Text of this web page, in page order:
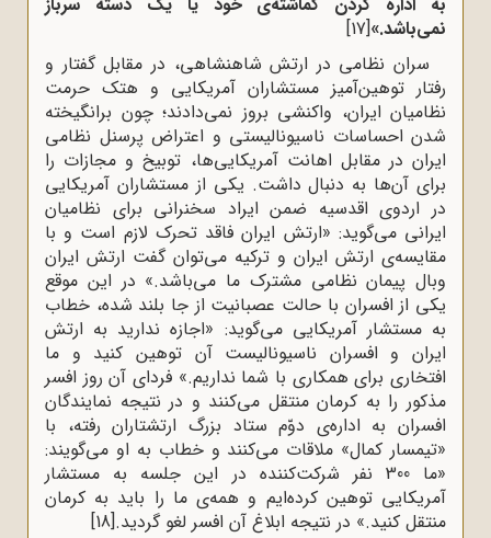
نمى‌باشد.»[17]
سران نظامى در ارتش شاهنشاهى، در مقابل گفتار و
رفتار توهین‌آمیز مستشاران آمریکایى و هتک حرمت
نظامیان ایران، واکنشى بروز نمى‌دادند؛ چون برانگیخته
شدن احساسات ناسیونالیستى و اعتراض پرسنل نظامى
ایران در مقابل اهانت آمریکایى‌ها، توبیخ و مجازات را
براى آن‌ها به دنبال داشت. یکى از مستشاران آمریکایى
در اردوى اقدسیه ضمن ایراد سخنرانى براى نظامیان
ایرانى مى‌گوید: «ارتش ایران فاقد تحرک لازم است و با
مقایسه‌ى ارتش ایران و ترکیه مى‌توان گفت ارتش ایران
وبال پیمان نظامى مشترک ما مى‌باشد.» در این موقع
یکى از افسران با حالت عصبانیت از جا بلند شده، خطاب
به مستشار آمریکایى مى‌گوید: «اجازه ندارید به ارتش
ایران و افسران ناسیونالیست آن توهین کنید و ما
افتخارى براى همکارى با شما نداریم.» فرداى آن روز افسر
مذکور را به کرمان منتقل مى‌کنند و در نتیجه نمایندگان
افسران به اداره‌ى دوّم ستاد بزرگ ارتشتاران رفته، با
«تیمسار کمال» ملاقات مى‌کنند و خطاب به او مى‌گویند:
«ما 300 نفر شرکت‌کننده در این جلسه به مستشار
آمریکایى توهین کرده‌ایم و همه‌ى ما را باید به کرمان
منتقل کنید.» در نتیجه ابلاغ آن افسر لغو گردید.[18]